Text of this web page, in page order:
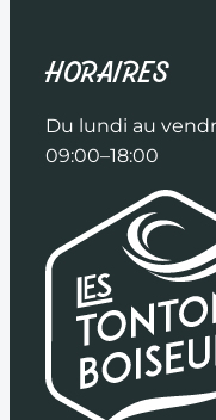
HORAIRES
Du lundi au
09:00–18:00